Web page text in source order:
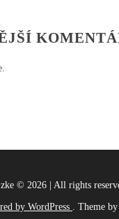
© 2026 All rights
by WordPress . Theme